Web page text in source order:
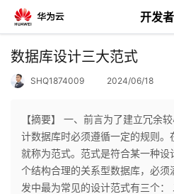
开发者
返
个
数据库设计三大范式
SHQ1874009 2024/06/18
【摘要】 一、前言为了建立冗余
计数据库时必须遵循一定的规则
就称为范式。范式是符合某一种
个结构合理的关系型数据库，必
发中最为常见的设计范式有三个